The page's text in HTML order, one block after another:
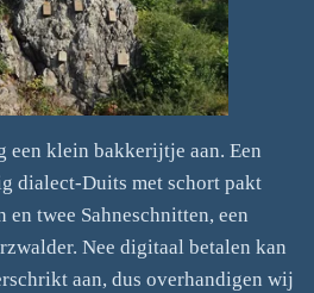
een klein bakkerijtje aan. Een
dialect-Duits met schort pakt
twee Sahneschnitten, een
Nee digitaal betalen kan
aan, dus overhandigen wij